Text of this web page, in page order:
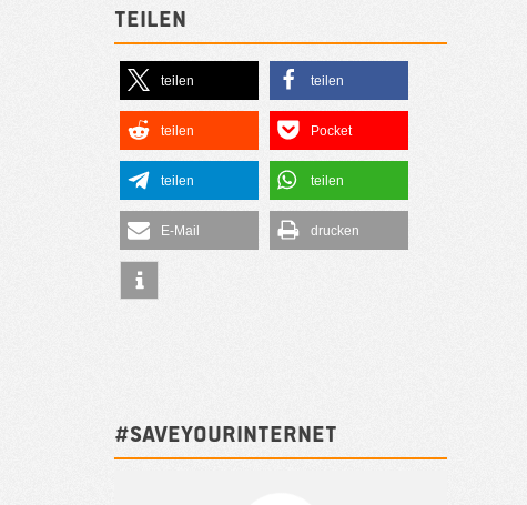
Teilen
teilen teilen
teilen Pocket
teilen teilen
E-Mail drucken
#SAVEYOURINTERNET